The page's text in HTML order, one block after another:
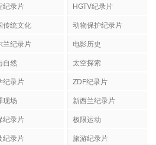
纪录片
HGTV纪录片
传统文化
动物保护纪录片
兰纪录片
电影历史
自然
太空探索
纪录片
ZDF纪录片
现场
新西兰纪录片
纪录片
极限运动
纪录片
旅游纪录片